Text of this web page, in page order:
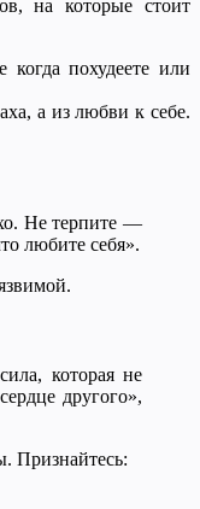
на которые стоит
похудеете или
а из любви к себе.
Не терпите —
любите себя».
которая не
другого»,
Признайтесь: